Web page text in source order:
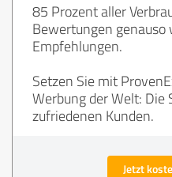
85 Prozent aller
Bewertungen genauso
Empfehlungen.
Setzen Sie mit
Werbung der Welt: Die
zufriedenen Kunden.
Jetzt